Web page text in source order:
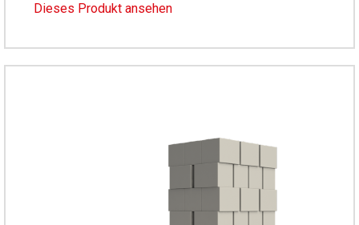
Dieses Produkt ansehen